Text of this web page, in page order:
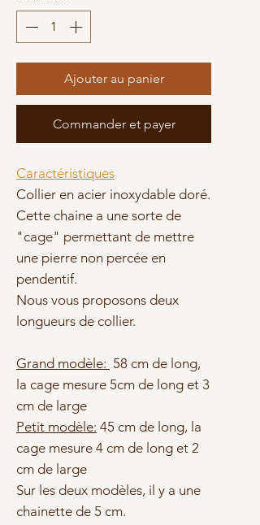
Ajouter au panier
Commander et payer
Caractéristiques
Collier en acier inoxydable doré.
Cette chaine a une sorte de
"cage" permettant de mettre
une pierre non percée en
pendentif.
Nous vous proposons deux
longueurs de collier.
Grand modèle: 58 cm de long,
la cage mesure 5cm de long et 3
cm de large
Petit modèle: 45 cm de long, la
cage mesure 4 cm de long et 2
cm de large
Sur les deux modèles, il y a une
chainette de 5 cm.